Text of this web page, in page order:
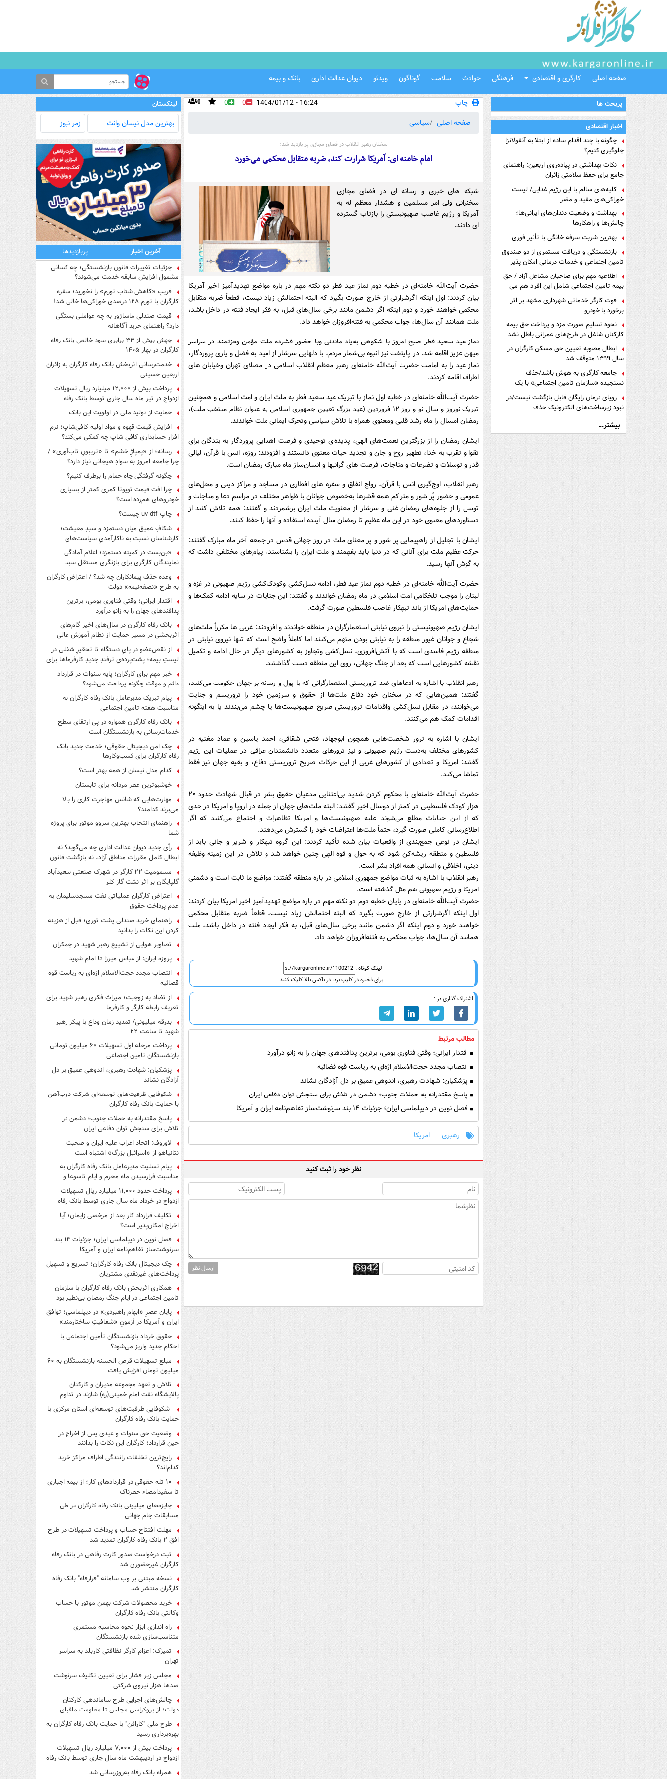
صفحه اصلی کارگری و اقتصادی فرهنگی حوادث سلامت گوناگون ویدئو دیوان عدالت اداری بانک و بیمه
پربحث ها
اخبار اقتصادی
چگونه با چند اقدام ساده از ابتلا به آنفولانزا
جلوگیری کنیم؟
نکات بهداشتی در پیاده‌روی اربعین: راهنمای
جامع برای حفظ سلامتی زائران
کلیه‌های سالم با این رژیم غذایی/ لیست
خوراکی‌های مفید و مضر
بهداشت و وضعیت دندان‌های ایرانی‌ها؛
چالش‌ها و راهکارها
بهترین شربت سرفه خانگی با تأثیر فوری
بازنشستگی و دریافت مستمری از دو صندوق
تامین اجتماعی و خدمات درمانی امکان پذیر
است ؟
اطلاعیه مهم برای صاحبان مشاغل آزاد / حق
بیمه تامین اجتماعی شامل این افراد هم می
شودفوت کارگر خدماتی شهرداری مشهد بر اثر
برخورد با خودرو
نحوه تسلیم صورت مزد و پرداخت حق بیمه
کارکنان شاغل در طرح‌های عمرانی باطل نشد
ابطال مصوبه تعیین حق مسکن کارگران در
سال ۱۳۹۹ متوقف شد
جامعه کارگری به هوش باشد/حذف
نسنجیده «سازمان تامین اجتماعی» با یک
تفاهم نامه!
رویای درمان رایگان قابل بازگشت نیست/در
نبود زیرساخت‌های الکترونیک حذف
دفترچه‌های بیمه اشتباه مضاعف است
بیشتر...
چاپ 0 0 0
16:24 - 1404/01/12
صفحه اصلی
سیاسی
سخنان رهبر انقلاب در فضای مجازی پر بازدید شد؛
امام خامنه ای: آمریکا شرارت کند، ضربه متقابل محکمی می‌خورد
شبکه های خبری و رسانه ای در فضای مجازی
سخنرانی ولی امر مسلمین و هشدار معظم له به
آمریکا و رژیم غاصب صهیونیستی را بازتاب گسترده
ای دادند.
حضرت آیت‌الله خامنه‌ای در خطبه دوم نماز عید فطر دو نکته مهم در باره مواضع تهدیدآمیز اخیر آمریکا
بیان کردند: اول اینکه اگرشرارتی از خارج صورت بگیرد که البته احتمالش زیاد نیست، قطعاً ضربه متقابل
محکمی خواهند خورد و دوم اینکه اگر دشمن مانند برخی سال‌های قبل، به فکر ایجاد فنته در داخل باشد،
ملت همانند آن سال‌ها، جواب محکمی به فتنه‌افروزان خواهد داد.
نماز عید سعید فطر صبح امروز با شکوهی به‌یاد ماندنی وبا حضور فشرده ملت مؤمن وعزتمند در سراسر
میهن عزیز اقامه شد. در پایتخت نیز انبوه بی‌شمار مردم، با دلهایی سرشار از امید به فضل و یاری پروردگار،
نماز عید را به امامت حضرت آیت‌الله خامنه‌ای رهبر معظم انقلاب اسلامی در مصلای تهران وخیابان های
اطراف اقامه کردند.
حضرت آیت‌الله خامنه‌ای در خطبه اول نماز با تبریک عید سعید فطر به ملت ایران و امت اسلامی و همچنین
تبریک نوروز و سال نو و روز ۱۲ فروردین (عید بزرگ تعیین جمهوری اسلامی به عنوان نظام منتخب ملت)،
رمضان امسال را ماه رشد قلبی ومعنوی همراه با تلاش سیاسی وتحرک ایمانی ملت خواندند.
ایشان رمضان را از بزرگترین نعمت‌های الهی، پدیده‌ای توحیدی و فرصت اهدایی پروردگار به بندگان برای
تقوا و تقرب به خدا، تطهیر روح و جان و تجدید حیات معنوی دانستند و افزودند: روزه، انس با قرآن، لیالی
قدر و توسلات و تضرعات و مناجات، فرصت های گرانبها و انسان‌ساز ماه مبارک رمضان است.
رهبر انقلاب، اوج‌گیری انس با قرآن، رواج انفاق و سفره های افطاری در مساجد و مراکز دینی و محل‌های
عمومی و حضور پُر شور و متراکم همه قشرها به‌خصوص جوانان با ظواهر مختلف در مراسم دعا و مناجات و
توسل را از جلوه‌های رمضان غنی و سرشار از معنویت ملت ایران برشمردند و گفتند: همه تلاش کنند از
دستاوردهای معنوی خود در این ماه عظیم تا رمضان سال آینده استفاده و آنها را حفظ کنند.
ایشان با تجلیل از راهپیمایی پر شور و پر معنای ملت در روز جهانی قدس در جمعه آخر ماه مبارک گفتند:
حرکت عظیم ملت برای آنانی که در دنیا باید بفهمند و ملت ایران را بشناسند، پیام‌های مختلفی داشت که
به گوش آنها رسید.
حضرت آیت‌الله خامنه‌ای در خطبه دوم نماز عید فطر، ادامه نسل‌کشی وکودک‌کشی رژیم صهیونی در غزه و
لبنان را موجب تلخکامی امت اسلامی در ماه رمضان خواندند و گفتند: این جنایات در سایه ادامه کمک‌ها و
حمایت‌های امریکا از باند تبهکار غاصب فلسطین صورت گرفت.
ایشان رژیم صهیونیستی را نیروی نیابتی استعمارگران در منطقه خواندند و افزودند: غربی ها مکرراً ملت‌های
شجاع و جوانان غیور منطقه را به نیابتی بودن متهم می‌کنند اما کاملاً واضح است که تنها نیروی نیابتی در
منطقه رژیم فاسدی است که با آتش‌افروزی، نسل‌کشی وتجاوز به کشورهای دیگر در حال ادامه و تکمیل
نقشه کشورهایی است که بعد از جنگ جهانی، روی این منطقه دست گذاشتند.
رهبر انقلاب با اشاره به ادعاهای ضد تروریستی استعمارگرانی که با پول و رسانه بر جهان حکومت می‌کنند،
گفتند: همین‌هایی که در سخنان خود دفاع ملت‌ها از حقوق و سرزمین خود را تروریسم و جنایت
می‌خوانند، در مقابل نسل‌کشی واقدامات تروریستی صریح صهیونیست‌ها یا چشم می‌بندند یا به اینگونه
اقدامات کمک هم می‌کنند.
ایشان با اشاره به ترور شخصت‌هایی همچون ابوجهاد، فتحی شقاقی، احمد یاسین و عماد مغنیه در
کشورهای مختلف به‌دست رژیم صهیونی و نیز ترورهای متعدد دانشمندان عراقی در عملیات این رژیم
گفتند: امریکا و تعدادی از کشورهای غربی از این حرکات صریح تروریستی دفاع، و بقیه جهان نیز فقط
تماشا می‌کند.
حضرت آیت‌الله خامنه‌ای با محکوم کردن شدید بی‌اعتنایی مدعیان حقوق بشر در قبال شهادت حدود ۲۰
هزار کودک فلسطینی در کمتر از دوسال اخیر گفتند: البته ملت‌های جهان از جمله در اروپا و امریکا در حدی
که از این جنایات مطلع می‌شوند علیه صهیونیست‌ها و امریکا تظاهرات و اجتماع می‌کنند که اگر
اطلاع‌رسانی کاملی صورت گیرد، حتماً ملت‌ها اعتراضات خود را گسترش می‌دهند.
ایشان در نوعی جمع‌بندی از واقعیات بیان شده تأکید کردند: این گروه تبهکار و شریر و جانی باید از
فلسطین و منطقه ریشه‌کن شود که به حول و قوه الهی چنین خواهد شد و تلاش در این زمینه وظیفه
دینی، اخلاقی و انسانی همه افراد بشر است.
رهبر انقلاب با اشاره به ثبات مواضع جمهوری اسلامی در باره منطقه گفتند: مواضع ما ثابت است و دشمنی
امریکا و رژیم صهیونی هم مثل گذشته است.
حضرت آیت‌الله خامنه‌ای در پایان خطبه دوم دو نکته مهم در باره مواضع تهدیدآمیز اخیر امریکا بیان کردند:
اول اینکه اگرشرارتی از خارج صورت بگیرد که البته احتمالش زیاد نیست، قطعاً ضربه متقابل محکمی
خواهند خورد و دوم اینکه اگر دشمن مانند برخی سال‌های قبل، به فکر ایجاد فنته در داخل باشد، ملت
همانند آن سال‌ها، جواب محکمی به فتنه‌افروزان خواهد داد.
لینک کوتاه :
برای ذخیره در کلیپ برد، در باکس بالا کلیک کنید
اشتراک گذاری در :
مطالب مرتبط
اقتدار ایرانی؛ وقتی فناوری بومی، برترین پدافندهای جهان را به زانو درآورد
انتصاب مجدد حجت‌الاسلام اژه‌ای به ریاست قوه‌ قضائیه
پزشکیان: شهادت رهبری، اندوهی عمیق بر دل آزادگان نشاند
پاسخ مقتدرانه به حملات جنوب؛ دشمن در تلاش برای سنجش توان دفاعی ایران
فصل نوین در دیپلماسی ایران؛ جزئیات ۱۴ بند سرنوشت‌ساز تفاهم‌نامه ایران و آمریکا
رهبری امریکا
نظر خود را ثبت کنید
ارسال نظر
لینکستان
بهترین مدل‌ نیسان وانت زمر نیوز
آخرین اخبار
پربازدیدها
جزئیات تغییرات قانون بازنشستگی؛ چه کسانی
مشمول افزایش سابقه خدمت می‌شوند؟
فریبِ «کاهش شتاب تورم» را نخورید؛ سفره
کارگران با تورم ۱۲۸ درصدی خوراکی‌ها خالی شد!
قیمت صندلی ماساژور به چه عواملی بستگی
دارد؟ راهنمای خرید آگاهانه
جهش بیش از ۳۳ برابری سود خالص بانک رفاه
کارگران در بهار ۱۴۰۵
خدمت‌رسانی اثربخش بانک رفاه کارگران به زائران
اربعین حسینی
پرداخت بیش از ۱۲,۰۰۰ میلیارد ریال تسهیلات
ازدواج در تیر ماه سال جاری توسط بانک رفاه
کارگران
حمایت از تولید ملی در اولویت این بانک
افزایش قیمت قهوه و مواد اولیه کافی‌شاپ؛ نرم
افزار حسابداری کافی شاپ چه کمکی می‌کند؟
رسانه؛ از «پمپاژِ خشم» تا «تریبونِ تاب‌آوری» /
چرا جامعه امروز به سوادِ هیجانی نیاز دارد؟
چگونه گرفتگی چاه حمام را برطرف کنیم؟
چرا افت قیمت تویوتا کمری کمتر از بسیاری
خودروهای هم‌رده است؟
چاپ uv dtf چیست؟
شکافِ عمیق میان دستمزد و سبدِ معیشت؛
کارشناسان نسبت به ناکارآمدیِ سیاست‌هایِ
حمایتی هشدار دادند
«بن‌بست در کمیته دستمزد؛ اعلام آمادگی
نمایندگان کارگری برای بازنگری مستقل سبد
وعده حذف پیمانکاران چه شد؟ / اعتراض کارگران
به طرح «نصفه‌نیمه» دولت
اقتدار ایرانی؛ وقتی فناوری بومی، برترین
پدافندهای جهان را به زانو درآورد
بانک رفاه کارگران در سال‌های اخیر گام‌های
اثربخشی در مسیر حمایت از نظام آموزش عالی
برداشته است
از نقص‌عضو در پایِ دستگاه تا تحقیرِ شغلی در
لیستِ بیمه؛ پشت‌پرده‌یِ ترفندِ جدیدِ کارفرماها برای
فرار از قانون چیست؟
خبر مهم برای کارگران؛ پایه سنوات در قرارداد
دائم و موقت چگونه پرداخت می‌شود؟
پیام تبریک مدیرعامل بانک رفاه کارگران به
مناسبت هفته تامین اجتماعی
بانک رفاه کارگران همواره در پی ارتقای سطح
خدمات‌رسانی به بازنشستگان است
چک امن دیجیتال حقوقی؛ خدمت جدید بانک
رفاه کارگران برای کسب‌وکارها
کدام مدل نیسان از همه بهتر است؟
خوشبوترین عطر مردانه برای تابستان
مهارت‌هایی که شانس مهاجرت کاری را بالا
می‌برند کدامند؟
راهنمای انتخاب بهترین سروو موتور برای پروژه
شما
رأی جدید دیوان عدالت اداری چه می‌گوید؟ نه
ابطال کامل مقررات مناطق آزاد، نه بازگشت قانون
مسمومیت ۲۲ کارگر در شهرک صنعتی سعیدآباد
گلپایگان بر اثر نشت گاز کلر
اعتراض کارگران عملیاتی نفت مسجدسلیمان به
عدم پرداخت حقوق
راهنمای خرید صندلی پشت توری؛ قبل از هزینه
کردن این نکات را بدانید
تصاویر هوایی از تشییع رهبر شهید در جمکران
پروژه ایران: از عباس میرزا تا امام شهید
انتصاب مجدد حجت‌الاسلام اژه‌ای به ریاست قوه‌
قضائیه
از تضاد به زوجیت؛ میراث فکری رهبر شهید برای
تعریف رابطه کارگر و کارفرما
بدرقه میلیونی/ تمدید زمان وداع با پیکر رهبر
شهید تا ساعت ۲۲
پرداخت مرحله اول تسهیلات ۶۰ میلیون تومانی
بازنشستگان تامین اجتماعی
پزشکیان: شهادت رهبری، اندوهی عمیق بر دل
آزادگان نشاند
شکوفایی ظرفیت‌های توسعه‌ای شرکت ذوب‌آهن
با حمایت‌ بانک رفاه کارگران
پاسخ مقتدرانه به حملات جنوب؛ دشمن در
تلاش برای سنجش توان دفاعی ایران
لاوروف: اتحاد اعراب علیه ایران و صحبت
نتانیاهو از «اسرائیل بزرگ» اشتباه است
پیام تسلیت مدیرعامل بانک رفاه کارگران به
مناسبت فرارسیدن ماه محرم و ایام تاسوعا و
عاشورای حسینی
پرداخت حدود ۱۱,۰۰۰ میلیارد ریال تسهیلات
ازدواج در خرداد ماه سال جاری توسط بانک رفاه
کارگران
تکلیف قرارداد کار بعد از مرخصی زایمان؛ آیا
اخراج امکان‌پذیر است؟
فصل نوین در دیپلماسی ایران؛ جزئیات ۱۴ بند
سرنوشت‌ساز تفاهم‌نامه ایران و آمریکا
چک دیجیتال بانک رفاه کارگران؛ تسریع و تسهیل
پرداخت‌های غیرنقدی مشتریان
همکاری اثربخش بانک رفاه کارگران با سازمان
تامین اجتماعی در ایام جنگ رمضان بی‌نظیر بود
پایان عصرِ «ابهام راهبردی» در دیپلماسی؛ توافق
ایران و آمریکا در آزمونِ «شفافیتِ ساختارمند»
حقوق خرداد بازنشستگان تأمین اجتماعی با
احکام جدید واریز می‌شود؟
مبلغ تسهیلات قرض الحسنه بازنشستگان به ۶۰
میلیون تومان افزایش یافت
تلاش و تعهد مجموعه مدیران و کارکنان
پالایشگاه نفت امام خمینی(ره) شازند در تداوم
تولید در ایام جنگ رمضان، شایسته قدردانی است
شکوفایی ظرفیت‌های توسعه‌ای استان مرکزی با
حمایت بانک رفاه کارگران
وضعیت حق سنوات و عیدی پس از اخراج در
حین قرارداد؛ کارگران این نکات را بدانند
رایج‌ترین تخلفات رانندگی اطراف مراکز خرید
کدام‌اند؟
۱۰ تله حقوقی در قراردادهای کار؛ از بیمه اجباری
تا سفیدامضاء خطرناک
جایزه‌های میلیونی بانک رفاه کارگران در طی
مسابقات جام جهانی
مهلت افتتاح حساب و پرداخت تسهیلات در طرح
افق ۲ بانک رفاه کارگران تمدید شد
ثبت درخواست صدور کارت رفاهی در بانک رفاه
کارگران غیرحضوری شد
نسخه مبتنی بر وب سامانه "فرارفاه" بانک رفاه
کارگران منتشر شد
خرید محصولات شرکت بهمن موتور با حساب
وکالتی بانک رفاه کارگران
راه اندازی ابزار نحوه محاسبه مستمری
متناسب‌سازی شده بازنشستگان
تمیزک: اعزام کارگر نظافتی کاربلد به سراسر
تهران
مجلس زیر فشار برای تعیین تکلیف سرنوشت
صدها هزار نیروی شرکتی
چالش‌های اجرایی طرح ساماندهی کارکنان
دولت؛ از بروکراسی مجلس تا مقاومت مافیای
واسطه‌گری
طرح ملی "کارافن" با حمایت بانک رفاه کارگران به
بهره‌برداری رسید
پرداخت بیش از ۷,۰۰۰ میلیارد ریال تسهیلات
ازدواج در اردیبهشت ماه سال جاری توسط بانک رفاه
کارگران
همراه بانک رفاه به‌روزرسانی شد